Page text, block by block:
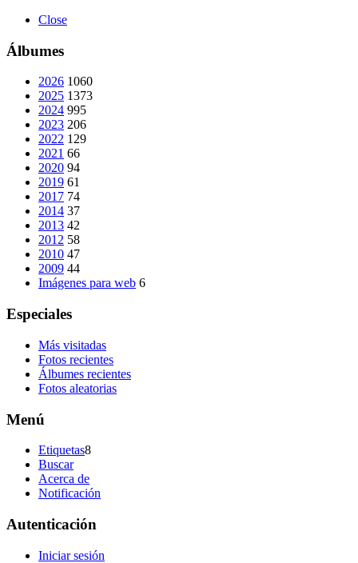
Close
Álbumes
2026 1060
2025 1373
2024 995
2023 206
2022 129
2021 66
2020 94
2019 61
2017 74
2014 37
2013 42
2012 58
2010 47
2009 44
Imágenes para web 6
Especiales
Más visitadas
Fotos recientes
Álbumes recientes
Fotos aleatorias
Menú
Etiquetas8
Buscar
Acerca de
Notificación
Autenticación
Iniciar sesión